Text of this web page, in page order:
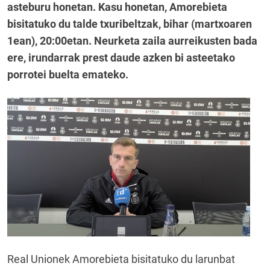
asteburu honetan. Kasu honetan, Amorebieta
bisitatuko du talde txuribeltzak, bihar (martxoaren
1ean), 20:00etan. Neurketa zaila aurreikusten bada
ere, irundarrak prest daude azken bi asteetako
porrotei buelta emateko.
Real Unionek Amorebieta bisitatuko du larunbat